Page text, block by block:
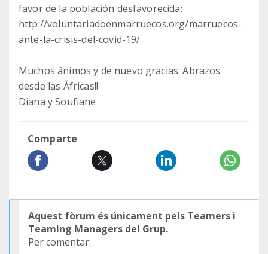
favor de la población desfavorecida:
http://voluntariadoenmarruecos.org/marruecos-
ante-la-crisis-del-covid-19/
Muchos ánimos y de nuevo gracias. Abrazos
desde las Áfricas!!
Diana y Soufiane
Comparte
Aquest fòrum és únicament pels Teamers i
Teaming Managers del Grup.
Per comentar: